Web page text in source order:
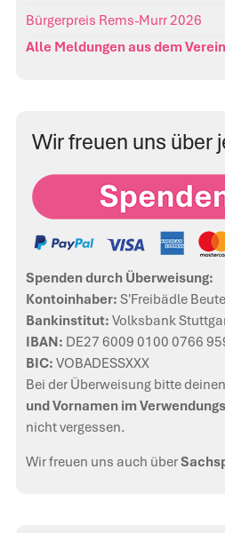
Bürgerpreis Rems-Murr 2026
Alle Meldungen aus dem Verein
Wir freuen uns über
Spenden durch Überweisung:
Kontoinhaber: S'Freibädle
Bankinstitut: Volksbank
IBAN: DE27 6009 0100 0766
BIC: VOBADESSXXX
Bei der Überweisung bitte deinen
und Vornamen im
nicht vergessen.
Wir freuen uns auch über